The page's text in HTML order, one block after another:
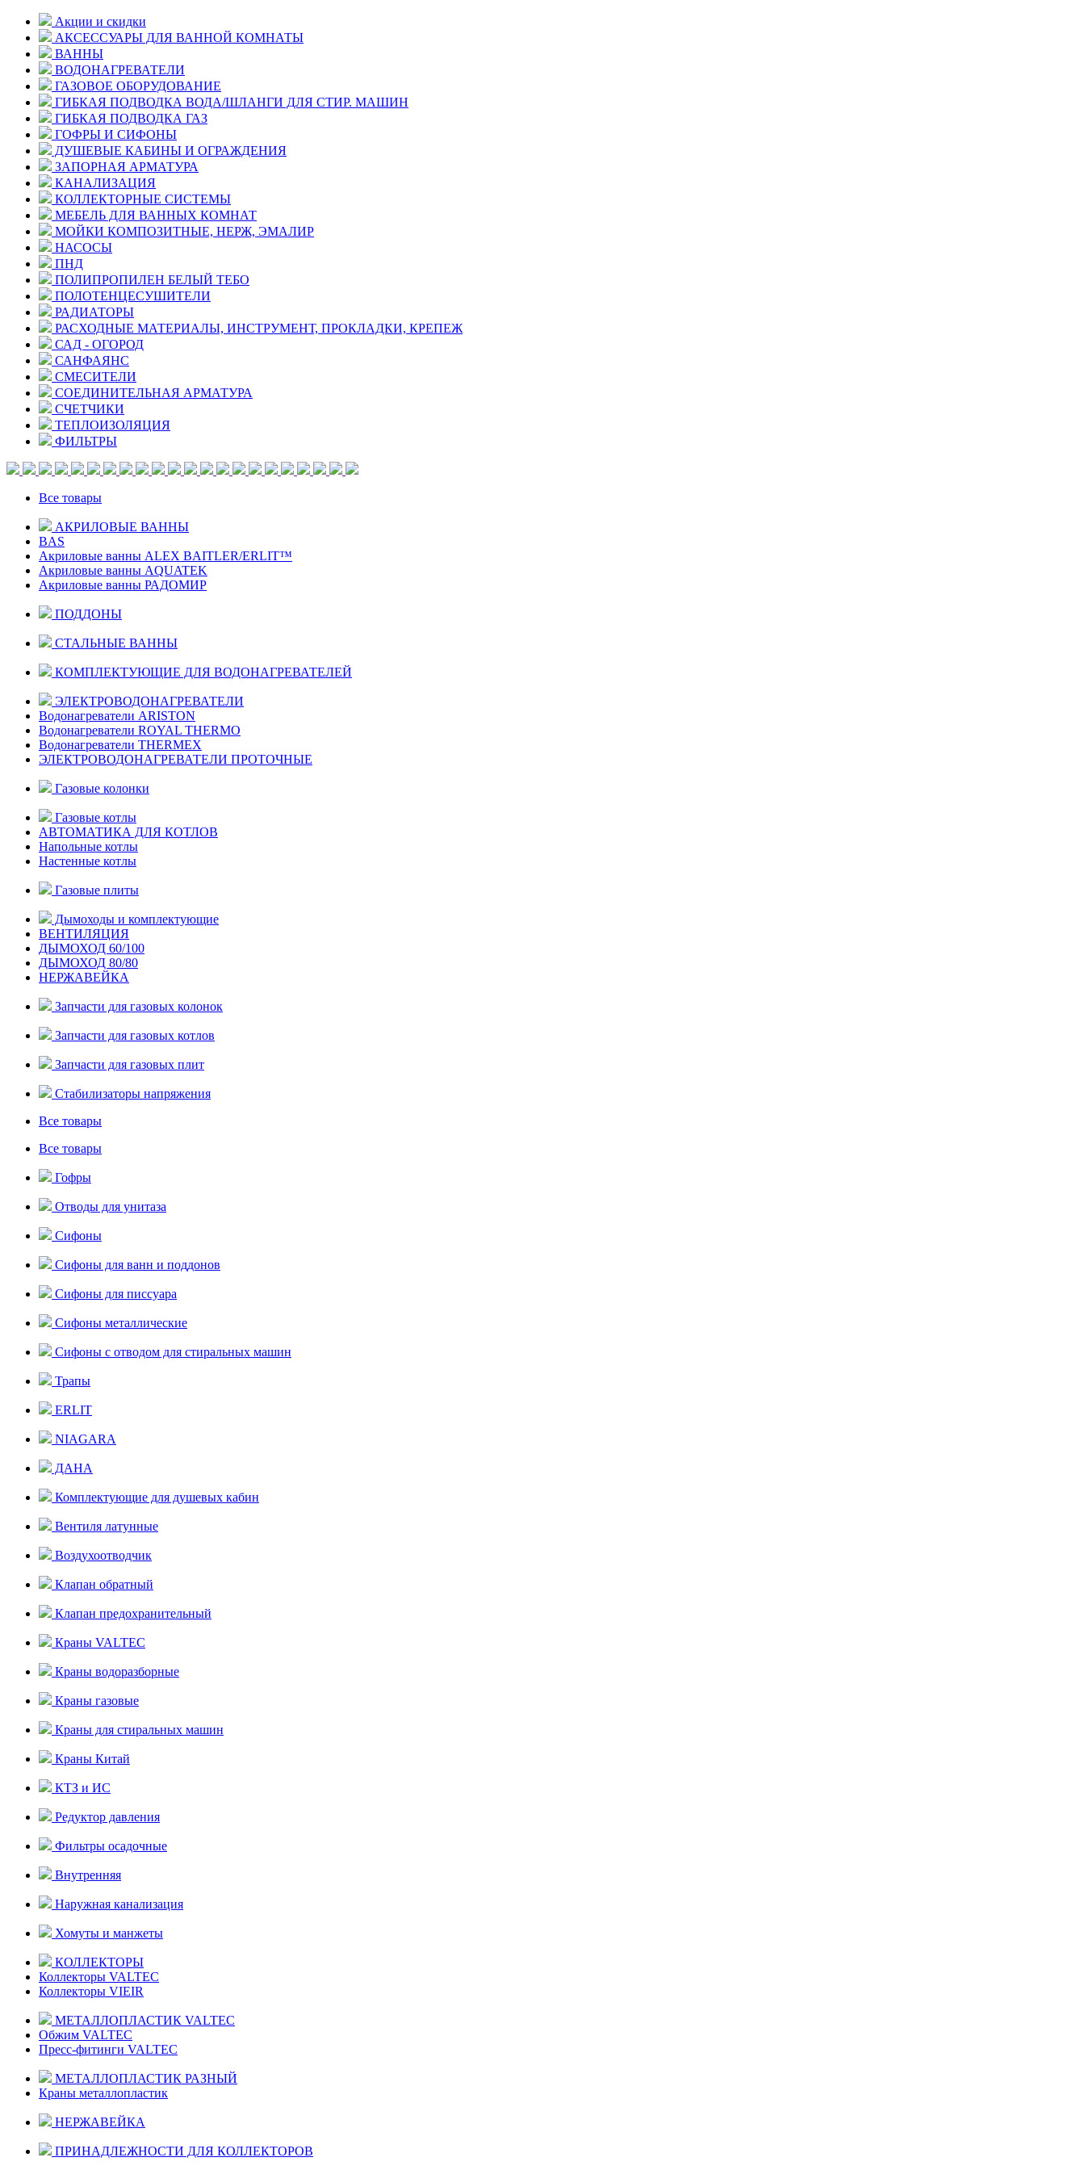
Акции и скидки
АКСЕССУАРЫ ДЛЯ ВАННОЙ КОМНАТЫ
ВАННЫ
ВОДОНАГРЕВАТЕЛИ
ГАЗОВОЕ ОБОРУДОВАНИЕ
ГИБКАЯ ПОДВОДКА ВОДА/ШЛАНГИ ДЛЯ СТИР. МАШИН
ГИБКАЯ ПОДВОДКА ГАЗ
ГОФРЫ И СИФОНЫ
ДУШЕВЫЕ КАБИНЫ И ОГРАЖДЕНИЯ
ЗАПОРНАЯ АРМАТУРА
КАНАЛИЗАЦИЯ
КОЛЛЕКТОРНЫЕ СИСТЕМЫ
МЕБЕЛЬ ДЛЯ ВАННЫХ КОМНАТ
МОЙКИ КОМПОЗИТНЫЕ, НЕРЖ, ЭМАЛИР
НАСОСЫ
ПНД
ПОЛИПРОПИЛЕН БЕЛЫЙ ТЕБО
ПОЛОТЕНЦЕСУШИТЕЛИ
РАДИАТОРЫ
РАСХОДНЫЕ МАТЕРИАЛЫ, ИНСТРУМЕНТ, ПРОКЛАДКИ, КРЕПЕЖ
САД - ОГОРОД
САНФАЯНС
СМЕСИТЕЛИ
СОЕДИНИТЕЛЬНАЯ АРМАТУРА
СЧЕТЧИКИ
ТЕПЛОИЗОЛЯЦИЯ
ФИЛЬТРЫ
Все товары
АКРИЛОВЫЕ ВАННЫ
BAS
Акриловые ванны ALEX BAITLER/ERLIT™
Акриловые ванны AQUATEK
Акриловые ванны РАДОМИР
ПОДДОНЫ
СТАЛЬНЫЕ ВАННЫ
КОМПЛЕКТУЮЩИЕ ДЛЯ ВОДОНАГРЕВАТЕЛЕЙ
ЭЛЕКТРОВОДОНАГРЕВАТЕЛИ
Водонагреватели ARISTON
Водонагреватели ROYAL THERMO
Водонагреватели THERMEX
ЭЛЕКТРОВОДОНАГРЕВАТЕЛИ ПРОТОЧНЫЕ
Газовые колонки
Газовые котлы
АВТОМАТИКА ДЛЯ КОТЛОВ
Напольные котлы
Настенные котлы
Газовые плиты
Дымоходы и комплектующие
ВЕНТИЛЯЦИЯ
ДЫМОХОД 60/100
ДЫМОХОД 80/80
НЕРЖАВЕЙКА
Запчасти для газовых колонок
Запчасти для газовых котлов
Запчасти для газовых плит
Стабилизаторы напряжения
Все товары
Все товары
Гофры
Отводы для унитаза
Сифоны
Сифоны для ванн и поддонов
Сифоны для писсуара
Сифоны металлические
Сифоны с отводом для стиральных машин
Трапы
ERLIT
NIAGARA
ДАНА
Комплектующие для душевых кабин
Вентиля латунные
Воздухоотводчик
Клапан обратный
Клапан предохранительный
Краны VALTEC
Краны водоразборные
Краны газовые
Краны для стиральных машин
Краны Китай
КТЗ и ИС
Редуктор давления
Фильтры осадочные
Внутренняя
Наружная канализация
Хомуты и манжеты
КОЛЛЕКТОРЫ
Коллекторы VALTEC
Коллекторы VIEIR
МЕТАЛЛОПЛАСТИК VALTEC
Обжим VALTEC
Пресс-фитинги VALTEC
МЕТАЛЛОПЛАСТИК РАЗНЫЙ
Краны металлопластик
НЕРЖАВЕЙКА
ПРИНАДЛЕЖНОСТИ ДЛЯ КОЛЛЕКТОРОВ